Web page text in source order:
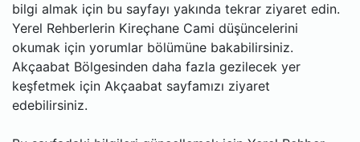
bilgi almak için bu sayfayı yakında tekrar ziyaret edin.
Yerel Rehberlerin Kireçhane Cami düşüncelerini
okumak için yorumlar bölümüne bakabilirsiniz.
Akçaabat Bölgesinden daha fazla gezilecek yer
keşfetmek için Akçaabat sayfamızı ziyaret
edebilirsiniz.